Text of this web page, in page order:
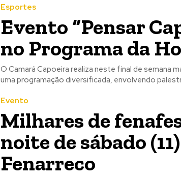
Esportes
Evento “Pensar
no Programa da
O Camará Capoeira realiza neste final de semana
uma programação diversificada, envolvendo
Evento
Milhares de
noite de sábado
Fenarreco